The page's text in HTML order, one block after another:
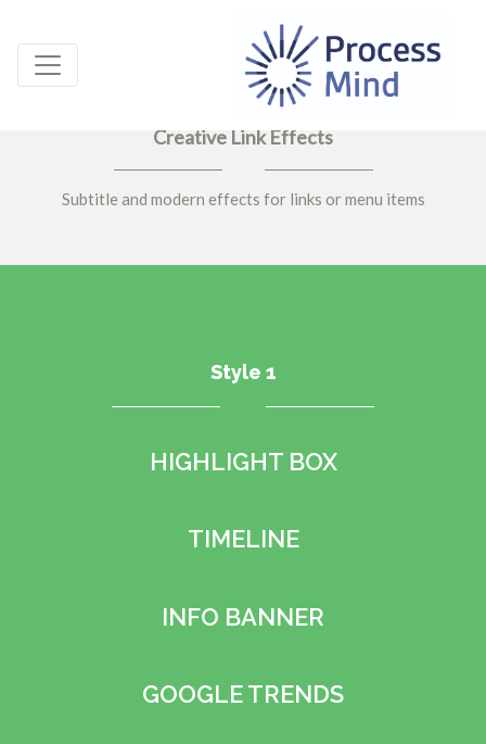
Creative Link Effects
Subtitle and modern effects for links or menu items
Style 1
HIGHLIGHT BOX
TIMELINE
INFO BANNER
GOOGLE TRENDS